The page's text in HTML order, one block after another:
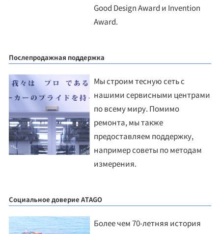
Good Design Award и Invention
Award.
Послепродажная поддержка
Мы строим тесную сеть с
нашими сервисными центрами
по всему миру. Помимо
ремонта, мы также
предоставляем поддержку,
например советы по методам
измерения.
Социальное доверие ATAGO
Более чем 70-летняя история